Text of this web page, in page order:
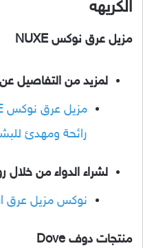
الكريهه
مزيل عرق نوكس NUXE
لمزيد من التفاصيل عن
رائحة ومهدئ
لشراء الدواء من
نوكس مزيل عرق 50ml
منتجات دوف Dove